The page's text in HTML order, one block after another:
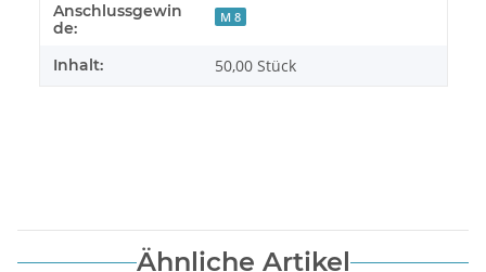
Produkteigenschaft
Wert
Anschlussgewin
de:
M 8
Inhalt: 50,00 Stück
Ähnliche Artikel